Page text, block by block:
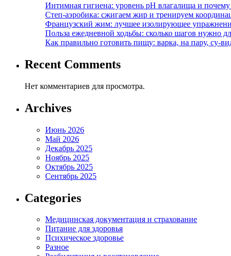
Интимная гигиена: уровень pH влагалища и
Степ-аэробика: сжигаем жир и тренируем
Французский жим: лучшее изолирующее
Польза ежедневной ходьбы: сколько шагов нужно
Как правильно готовить пищу: варка, на пару, су-
Recent Comments
Нет комментариев для просмотра.
Archives
Июнь 2026
Май 2026
Декабрь 2025
Ноябрь 2025
Октябрь 2025
Сентябрь 2025
Categories
Медицинская документация и страхование
Питание для здоровья
Психическое здоровье
Разное